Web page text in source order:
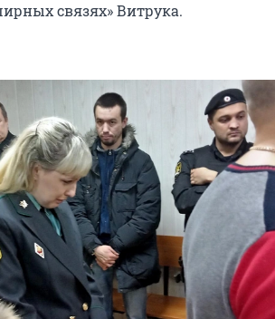
связях» Витрука.